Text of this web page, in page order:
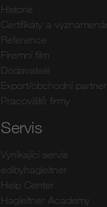
Historie
Certifikáty a
Reference
Firemní film
Dodavatelé
Export/obchodní partner
Pracoviště firmy
Servis
Vynikající servis
edibyhagleitner
Help Center
Hagleitner Academy